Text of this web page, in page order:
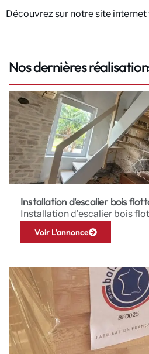
Découvrez sur notre site internet
Nos dernières
Installation d'escalier bois
Installation d’escalier bois
Voir L'annonce